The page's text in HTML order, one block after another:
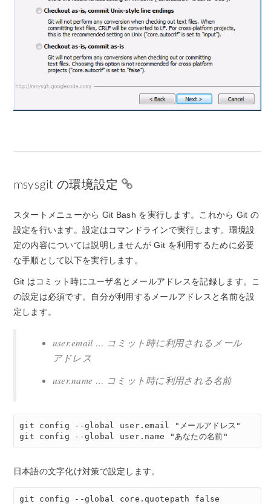
msysgit の環境設定
スタートメニューから Git Bash を実行します。これから Git の
設定を行います。設定はコマンドラインで実行します。環境設
定の内容については説明しませんが Git を利用するために必要
な手順として以下を実行します。
Git はコミット時にユーザ名とメールアドレスを記録します。こ
の設定は必須です。自分が利用するメールアドレスと名前を設
定します。
user.email … コミット時に利用されるメール
アドレス
user.name … コミット時に利用される名前
git config --global user.email "メールアドレス"
git config --global user.name "あなたの名前"
日本語の文字化け対策で設定します。
git config --global core.quotepath false